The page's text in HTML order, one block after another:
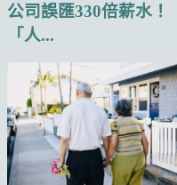
公司誤匯330倍薪水
「人...